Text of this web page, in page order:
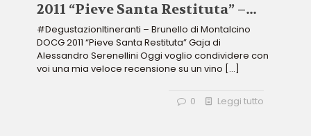
2011 “Pieve Santa Restituta” –
Gaja
#DegustazionItineranti – Brunello di Montalcino
DOCG 2011 “Pieve Santa Restituta” Gaja di
Alessandro Serenellini Oggi voglio condividere con
voi una mia veloce recensione su un vino […]
0 Leggi tutto